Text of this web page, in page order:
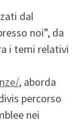
dal
noi”, da
i temi relativi
, aborda
percorso
nei